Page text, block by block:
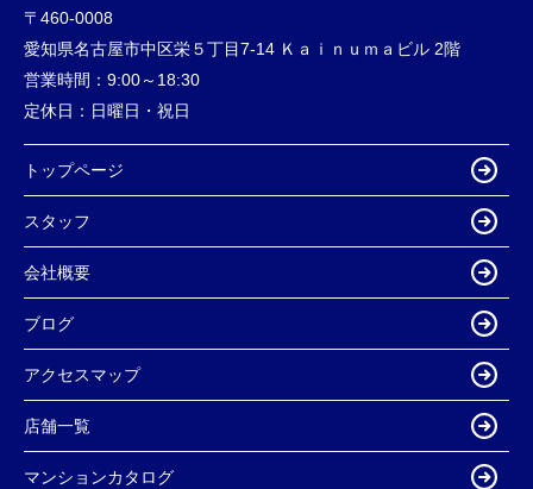
〒460-0008
愛知県名古屋市中区栄５丁目7-14 Ｋａｉｎｕｍａビル 2階
営業時間： 9:00～18:30
定休日： 日曜日・祝日
トップページ
スタッフ
会社概要
ブログ
アクセスマップ
店舗一覧
マンションカタログ